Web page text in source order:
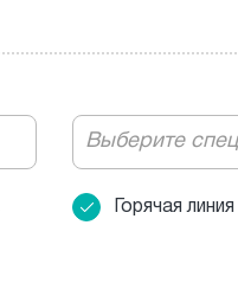
Выберите
Горячая линия